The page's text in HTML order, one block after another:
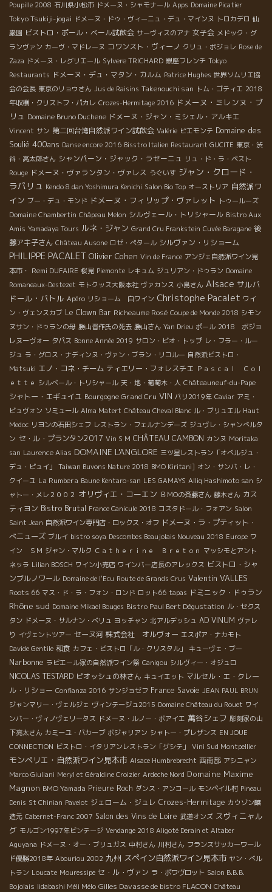
Poupille 2008 石川県小松市 ドメーヌ・シャモナール Apps Domaine Picatier
Tokyo Tsukiji-jogai ドメーヌ・ドゥ・ヴィーニュ・デュ・マインヌ トロカデロ 仙
巌園 ビストロ・ポール・ベール試飲会 サーヴィスのアナ 女子会 メドック・グ
ランヴァン カーヴ・マドレーヌ コワンスト・ヴィーノ クリュ・ボジョレ Rose de
Zaza ドメーヌ・レグリエール Sylvere TRICHARD 銀座フレンチ Tokyo
Restaurants ドメーヌ・デュ・マタン・カルム Patrice Hughes 世界ソムリエ協
会の会長 東京のリョウさん Jus de Raisins Takenouchi san トム・ゴティエ 2018
年収穫・クリストフ・パカレ Crozes-Hermitage 2016 ドメーヌ・ミレンヌ・ブ
リュ Domaine Bruno Duchene ドメーヌ・ジャン・ミシェル・アルキエ
Vincent サン 第二回台湾自然派ワイン試飲会 Valérie ピエモンテ Domaine des
Soulié 400ans Danse encore 2016 Bisstro Italien Restaurant GUCITE 東京・渋
谷・高太郎さん シャンパーン・ジャック・ラセーニュ リュ・ド・ラ・ペスト
Rouge ドメーヌ・ヴァランタン・ヴァレス うぐいす ジャン・クロード・
ラパリュ Kendo 8 dan Yoshimura Kenichi Salon Bio Top オーストリア 自然派ワ
イン ブー・デュ・モンド ドメーヌ・フィリップ・ヴァレット トゥールーズ
Domaine Chambertin Châpeau Melon シルヴェール・トリシャール Bistro Aux
Amis Yamadaya Tours ルネ・ジャン Grand Cru Frankstein Cuvée Baragane 後
藤アキ子さん Château Ausone ロゼ・ぺタール シルヴァン・リショーム
PHILIPPE PACALET Olivier Cohen Vin de France アンジェ自然派ワイン見
本市・ Remi DUFAIRE 桜見 Piemonte レキュム ジュリアン・ドゥラン Domaine
Romaneaux-Destezet モトクッス大阪本社 ヴァカンス 小島さん Alsace サルバ
ドール・バトル Apéro リショーム 白ワイン Christophe Pacalet ワイ
ン・ヴェンスカブ Le Clown Bar Richeaume Rosé Coupe de Monde 2018 シモン
ヌサン・ドゥランの母 勝山晋作氏の死去 勝山さん Yan Drieu ポール 2018 ボジョ
レヌーヴォー タパス Bonne Année 2019 サロン・ビオ・トップ レ・フラー・ルー
ジュ ラ・グロス・ナディンヌ・ヴァン・ブラン・リコルー 自然派ビストロ・
Matsuki エノ・コネ・チーム ティエリー・フォレスチエ Ｐａｓｃａｌ Ｃｏｌ
ｅｔｔｅ シルベール・トリシャール 天・地・葡萄木・人 Châteauneuf-du-Pape
シャトー・エギュイユ Bourgogne Grand Cru VIN パリ2019年 Caviar アミ・
ビュヴォン ソミュール Alma Matert Château Cheval Blanc ル・ブリュエル Haut
Medoc リヨンの石田シェフ レストラン・フェルナンデーズ ジュヴレ・シャンべルタ
ン セ・ル・プランタン2017 Vin S M CHÂTEAU CAMBON カンヌ Moritaka
san Laurence Alias DOMAINE L'ANGLORE 三ツ星レストラン「オベルジュ・
デュ・ピュイ」
Taiwan Buvons Nature 2018 BMO Kiritani] オン・サンバ・レ・
クイーユ La Rumbera Baune Kentaro-san LES GAMAYS Alliq Hashimoto san シ
ャトー・メレ２００２ オリヴィエ・コーエン ＢＭОの斉藤さん 藤木さん カス
ティヨン Bistro Brutal France Canicule 2018 コスタドール・フォアン Salon
Saint Jean 自然派ワイン専門店・ロックス・オフ ドメーヌ・ラ・プティット・
べニューズ ブルイ bistro soya Descombes Beaujolais Nouveau 2018 Europe ワ
イン ＳＭ ジャン・マルク Ｃａｔｈｅｒｉｎｅ Ｂｒｅｔｏｎ マッシモとアント
ネッラ Lilian BOSCH ワイン小売店 ワインバー店長のアレックス ビストロ・シャ
ンブルノワール Domaine de l'Ecu Route de Grands Crus Valentin VALLES
Roots 66 マス・ド・ラ・フォン・ロンド ロット66 tapas ドミニック・ドゥラン
Rhône sud Domaine Mikael Bouges Bistro Paul Bert Dégustation ル・セクス
タン ドメーヌ・サルナン・ベリュ ヨッチャン 北アルデッシュ AD VINUM ヴァレ
り イヴェントツアー セーヌ河 株式会社 オルヴォー エスポア・ナカモト
Davide Gentile 和食 カフェ・ビストロ「ル・クリスタル」 キューヴェ・ブー
Narbonne ラピエール家の自然派ワイン祭 Canigou シルヴィー・オジュロ
NICOLAS TESTARD ピオッシュの林さん キュイエット マルセル・エ・クレー
ル・リショー Confianza 2016 サンジョゼフ France Savoie JEAN PAUL BRUN
ジャンマリー・ヴェルジェ ヴィンテージュ2015 Domaine Château du Rouet ワイ
ンバー・ヴィノヴェリータス ドメーヌ・ルノー・ボアイエ 萬谷シェフ 彫刻家の山
下亮太さん カミーユ・バカーブ ボジャリアン シャトー・プレザンス EN JOUE
CONNECTION ビストロ・イタリアンレストラン「グシテ」 Vini Sud Montpellier
モンペリエ・自然派ワイン見本市 Alsace Humbrebrecht 西南部 アシニャン
Marco Giuliani Meryl et Géraldine Croizier Ardeche Nord Domaine Maxime
Magnon BMO Yamada Prieure Roch ダンス・アンコール モンペイル村 Pineau
Denis St Chinian Pavelot ジェローム・ジュレ Crozes-Hermitage カウゾン醸
造元 Cabernet-Franc 2007 Salon des Vins de Loire 武道オンズ スヴィニャル
グ モルゴン1997年ビンテージ Vendange 2018 Aligoté Derain et Altaber
Aguyana ドメーヌ・オー・ブリュガス 中村さん 川村さん フランスサッカーワール
ド優勝2018年 Abouriou 2002 九州 スペイン自然派ワイン見本市 ヤン・ベル
トラン Loucate Mouressipe セ・ル・ヴァン ラ・ポワヴロット Salon B.B.B.
Bojolais Iidabashi Méli Mélo Gilles Davasse de bistro FLACON Château